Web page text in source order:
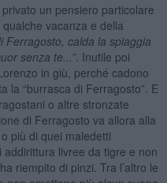
un pensiero particolare
vacanza e della
Ferragosto, calda la spiaggia
senza te...”. Inutile poi
in giù, perché cadono
la “burrasca di Ferragosto”. E
o altre stronzate
di Ferragosto va allora alla
più di quei maledetti
livree da tigre e non
riempito di pinzi. Tra l’altro le